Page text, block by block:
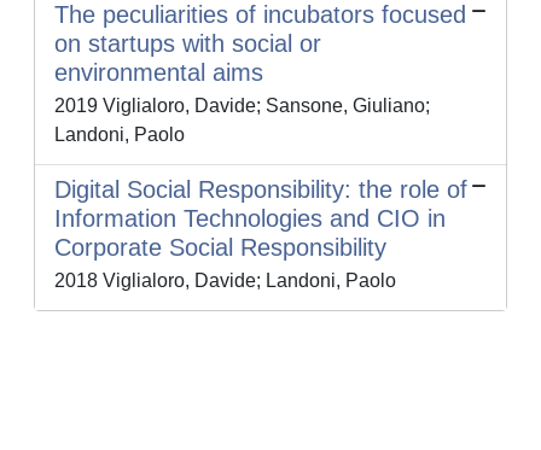
The peculiarities of incubators focused
on startups with social or
environmental aims
2019 Viglialoro, Davide; Sansone, Giuliano;
Landoni, Paolo
Digital Social Responsibility: the role of
Information Technologies and CIO in
Corporate Social Responsibility
2018 Viglialoro, Davide; Landoni, Paolo